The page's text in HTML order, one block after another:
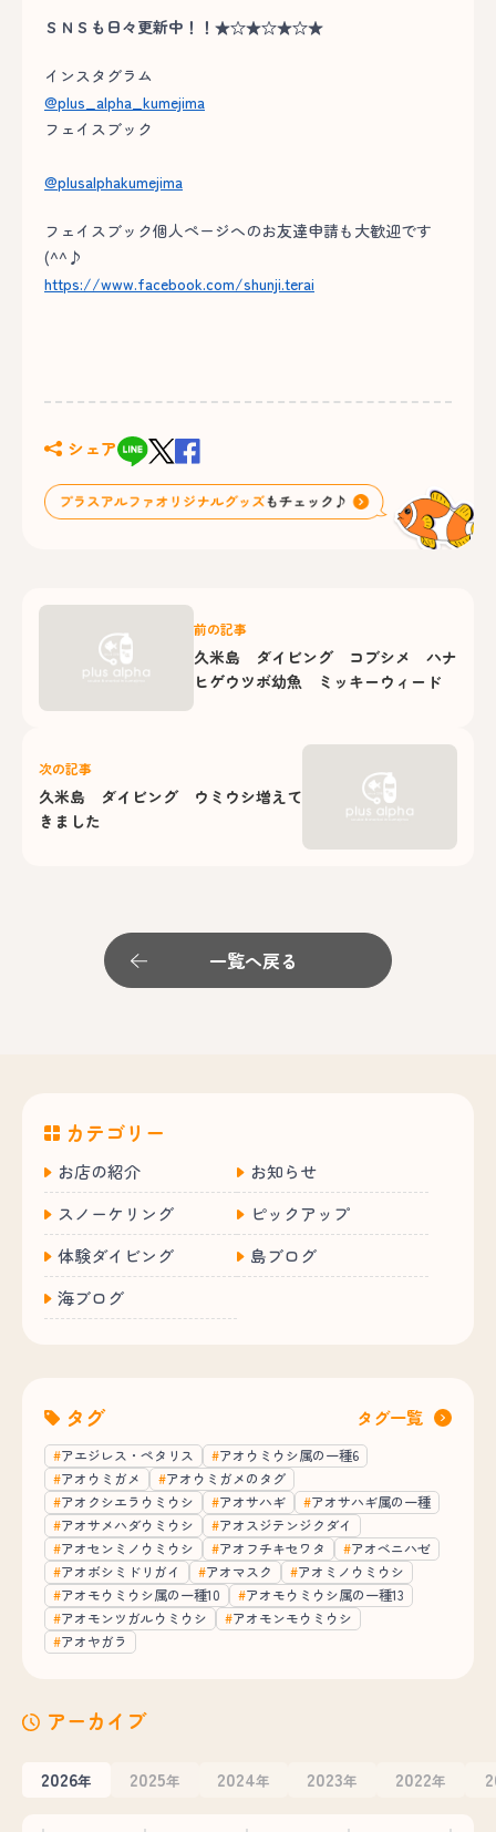
ＳＮＳも日々更新中！！★☆★☆★☆★
インスタグラム
@plus_alpha_kumejima
フェイスブック
@plusalphakumejima
フェイスブック個人ページへのお友達申請も大歓迎です
(^^♪
https://www.facebook.com/shunji.terai
シェア
前の記事
久米島 ダイビング コブシメ ハナ
ヒゲウツボ幼魚 ミッキーウィード
次の記事
久米島 ダイビング ウミウシ増えて
きました
一覧へ戻る
カテゴリー
お店の紹介
お知らせ
スノーケリング
ピックアップ
体験ダイビング
島ブログ
海ブログ
タグ タグ一覧
アエジレス・ペタリス
アオウミウシ属の一種6
アオウミガメ
アオウミガメのタグ
アオクシエラウミウシ
アオサハギ
アオサハギ属の一種
アオサメハダウミウシ
アオスジテンジクダイ
アオセンミノウミウシ
アオフチキセワタ
アオベニハゼ
アオボシミドリガイ
アオマスク
アオミノウミウシ
アオモウミウシ属の一種10
アオモウミウシ属の一種13
アオモンツガルウミウシ
アオモンモウミウシ
アオヤガラ
アーカイブ
2026年 2025年 2024年 2023年 2022年